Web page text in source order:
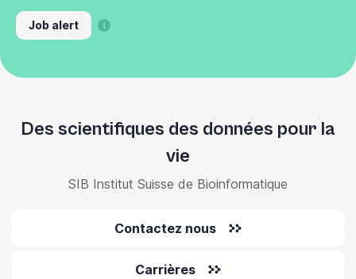
Job alert
Des scientifiques des données pour la
vie
SIB Institut Suisse de Bioinformatique
Contactez nous
Carrières